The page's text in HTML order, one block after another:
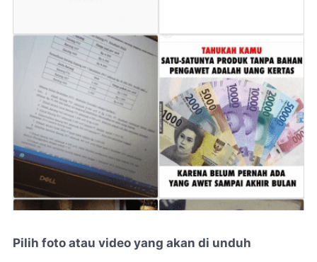
Pilih foto atau video yang akan di unduh